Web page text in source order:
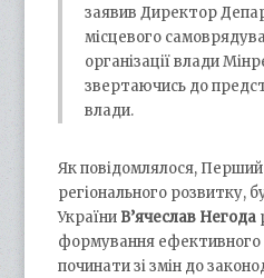
заявив Директор
місцевого
організації влади
звертаючись до
влади.
Як повідомлялося,
регіонального розвитку,
України В’ячеслав Негода
формування ефективного
починати зі змін до